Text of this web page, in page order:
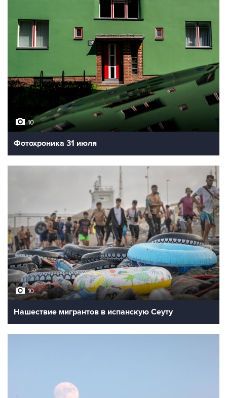
10
Фотохроника 31 июля
10
Нашествие мигрантов в испанскую Сеуту